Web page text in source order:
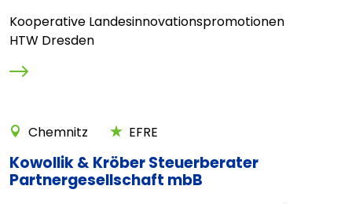
Kooperative Landesinnovationspromotionen
HTW Dresden
Chemnitz EFRE
Kowollik & Kröber Steuerberater
Partnergesellschaft mbB